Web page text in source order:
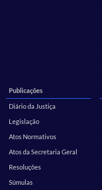
Publicações
Diário da Justiça
Legislação
Atos Normativos
Atos da Secretaria Geral
Resoluções
Súmulas